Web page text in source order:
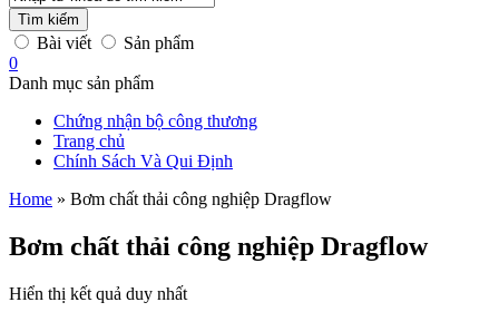
Tìm kiếm
Bài viết
Sản phẩm
0
Danh mục sản phẩm
Chứng nhận bộ công thương
Trang chủ
Chính Sách Và Qui Định
Home » Bơm chất thải công nghiệp Dragflow
Bơm chất thải công nghiệp Dragflow
Hiển thị kết quả duy nhất